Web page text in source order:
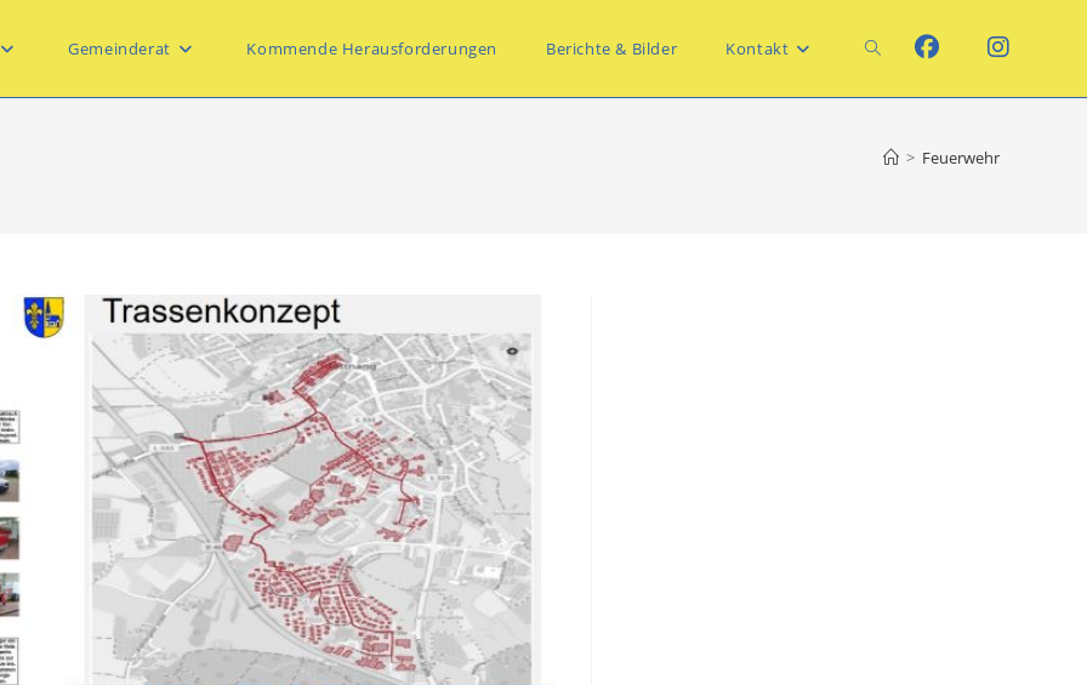
Gemeinderat Kommende Herausforderungen Berichte & Bilder Kontakt Website-
Suche
> Feuerwehr